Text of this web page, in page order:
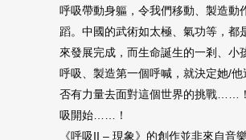
呼吸帶動身軀，令我們移動、製造動
蹈。中國的武術如太極、氣功等，都
來發展完成，而生命誕生的一剎、小
呼吸、製造第一個呼喊，就決定她/他
否有力量去面對這個世界的挑戰……
吸開始……！
《呼吸II – 現象》的創作並非來自音